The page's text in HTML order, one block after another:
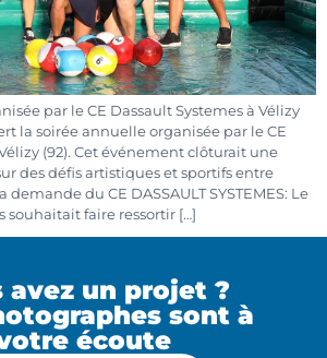
par le CE Dassault Systemes à Vélizy
la soirée annuelle organisée par le CE
(92). Cet événement clôturait une
des défis artistiques et sportifs entre
du CE DASSAULT SYSTEMES: Le
souhaitait faire ressortir […]
avez un projet ?
sont à
écoute